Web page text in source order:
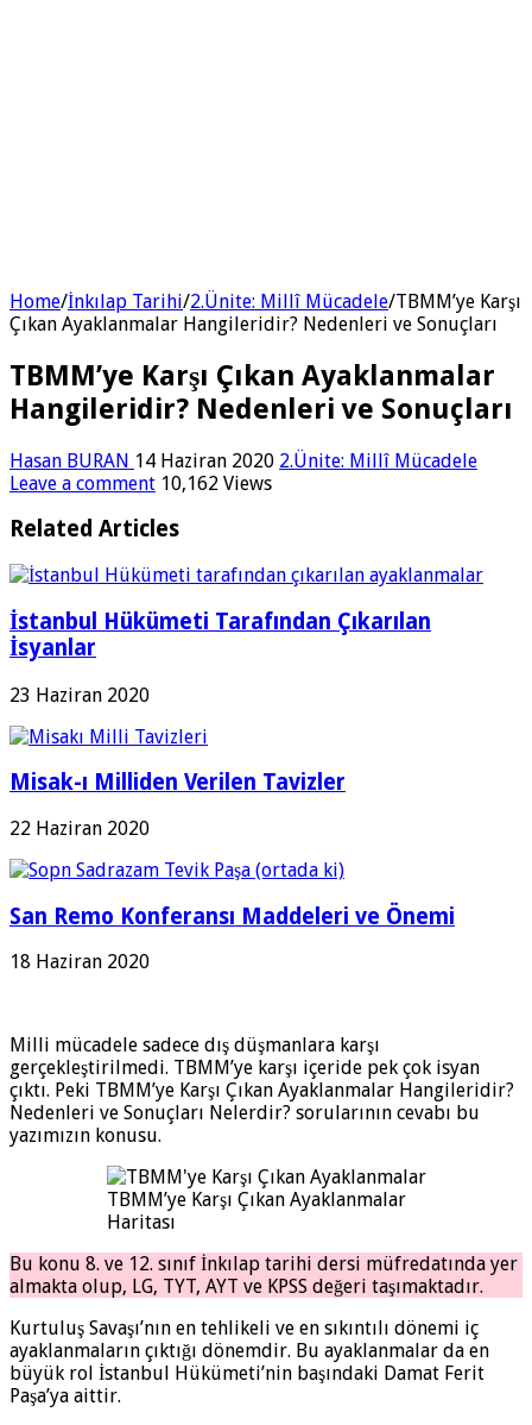
Home/İnkılap Tarihi/2.Ünite: Millî Mücadele/TBMM’ye Karşı
Çıkan Ayaklanmalar Hangileridir? Nedenleri ve Sonuçları
TBMM’ye Karşı Çıkan Ayaklanmalar
Hangileridir? Nedenleri ve Sonuçları
Hasan BURAN 14 Haziran 2020 2.Ünite: Millî Mücadele
Leave a comment 10,162 Views
Related Articles
İstanbul Hükümeti Tarafından Çıkarılan
İsyanlar
23 Haziran 2020
Misak-ı Milliden Verilen Tavizler
22 Haziran 2020
San Remo Konferansı Maddeleri ve Önemi
18 Haziran 2020
Milli mücadele sadece dış düşmanlara karşı
gerçekleştirilmedi. TBMM’ye karşı içeride pek çok isyan
çıktı. Peki TBMM’ye Karşı Çıkan Ayaklanmalar Hangileridir?
Nedenleri ve Sonuçları Nelerdir? sorularının cevabı bu
yazımızın konusu.
TBMM’ye Karşı Çıkan Ayaklanmalar
Haritası
Bu konu 8. ve 12. sınıf İnkılap tarihi dersi müfredatında yer
almakta olup, LG, TYT, AYT ve KPSS değeri taşımaktadır.
Kurtuluş Savaşı’nın en tehlikeli ve en sıkıntılı dönemi iç
ayaklanmaların çıktığı dönemdir. Bu ayaklanmalar da en
büyük rol İstanbul Hükümeti’nin başındaki Damat Ferit
Paşa’ya aittir.